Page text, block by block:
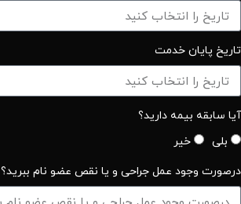
تاریخ پایان خدمت
آیا سابقه بیمه دارید؟
بلی
خیر
درصورت وجود عمل جراحی و یا نقص عضو نام ببرید؟